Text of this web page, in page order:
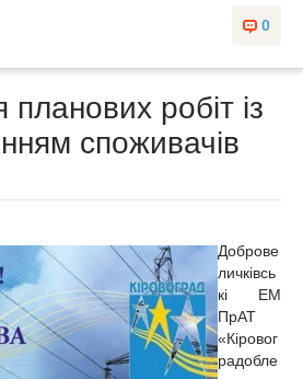
0
робіт із
споживачів
Доброве
личківсь
кі ЕМ
ПрАТ
«Кіровог
радобле